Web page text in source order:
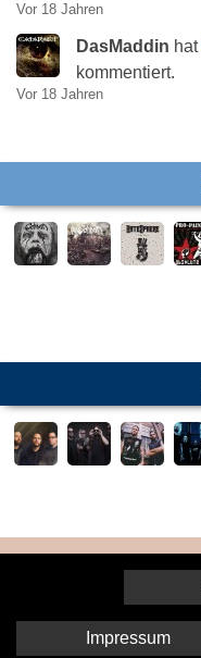
Vor 18 Jahren
DasMaddin hat
kommentiert.
Vor 18 Jahren
Impressum